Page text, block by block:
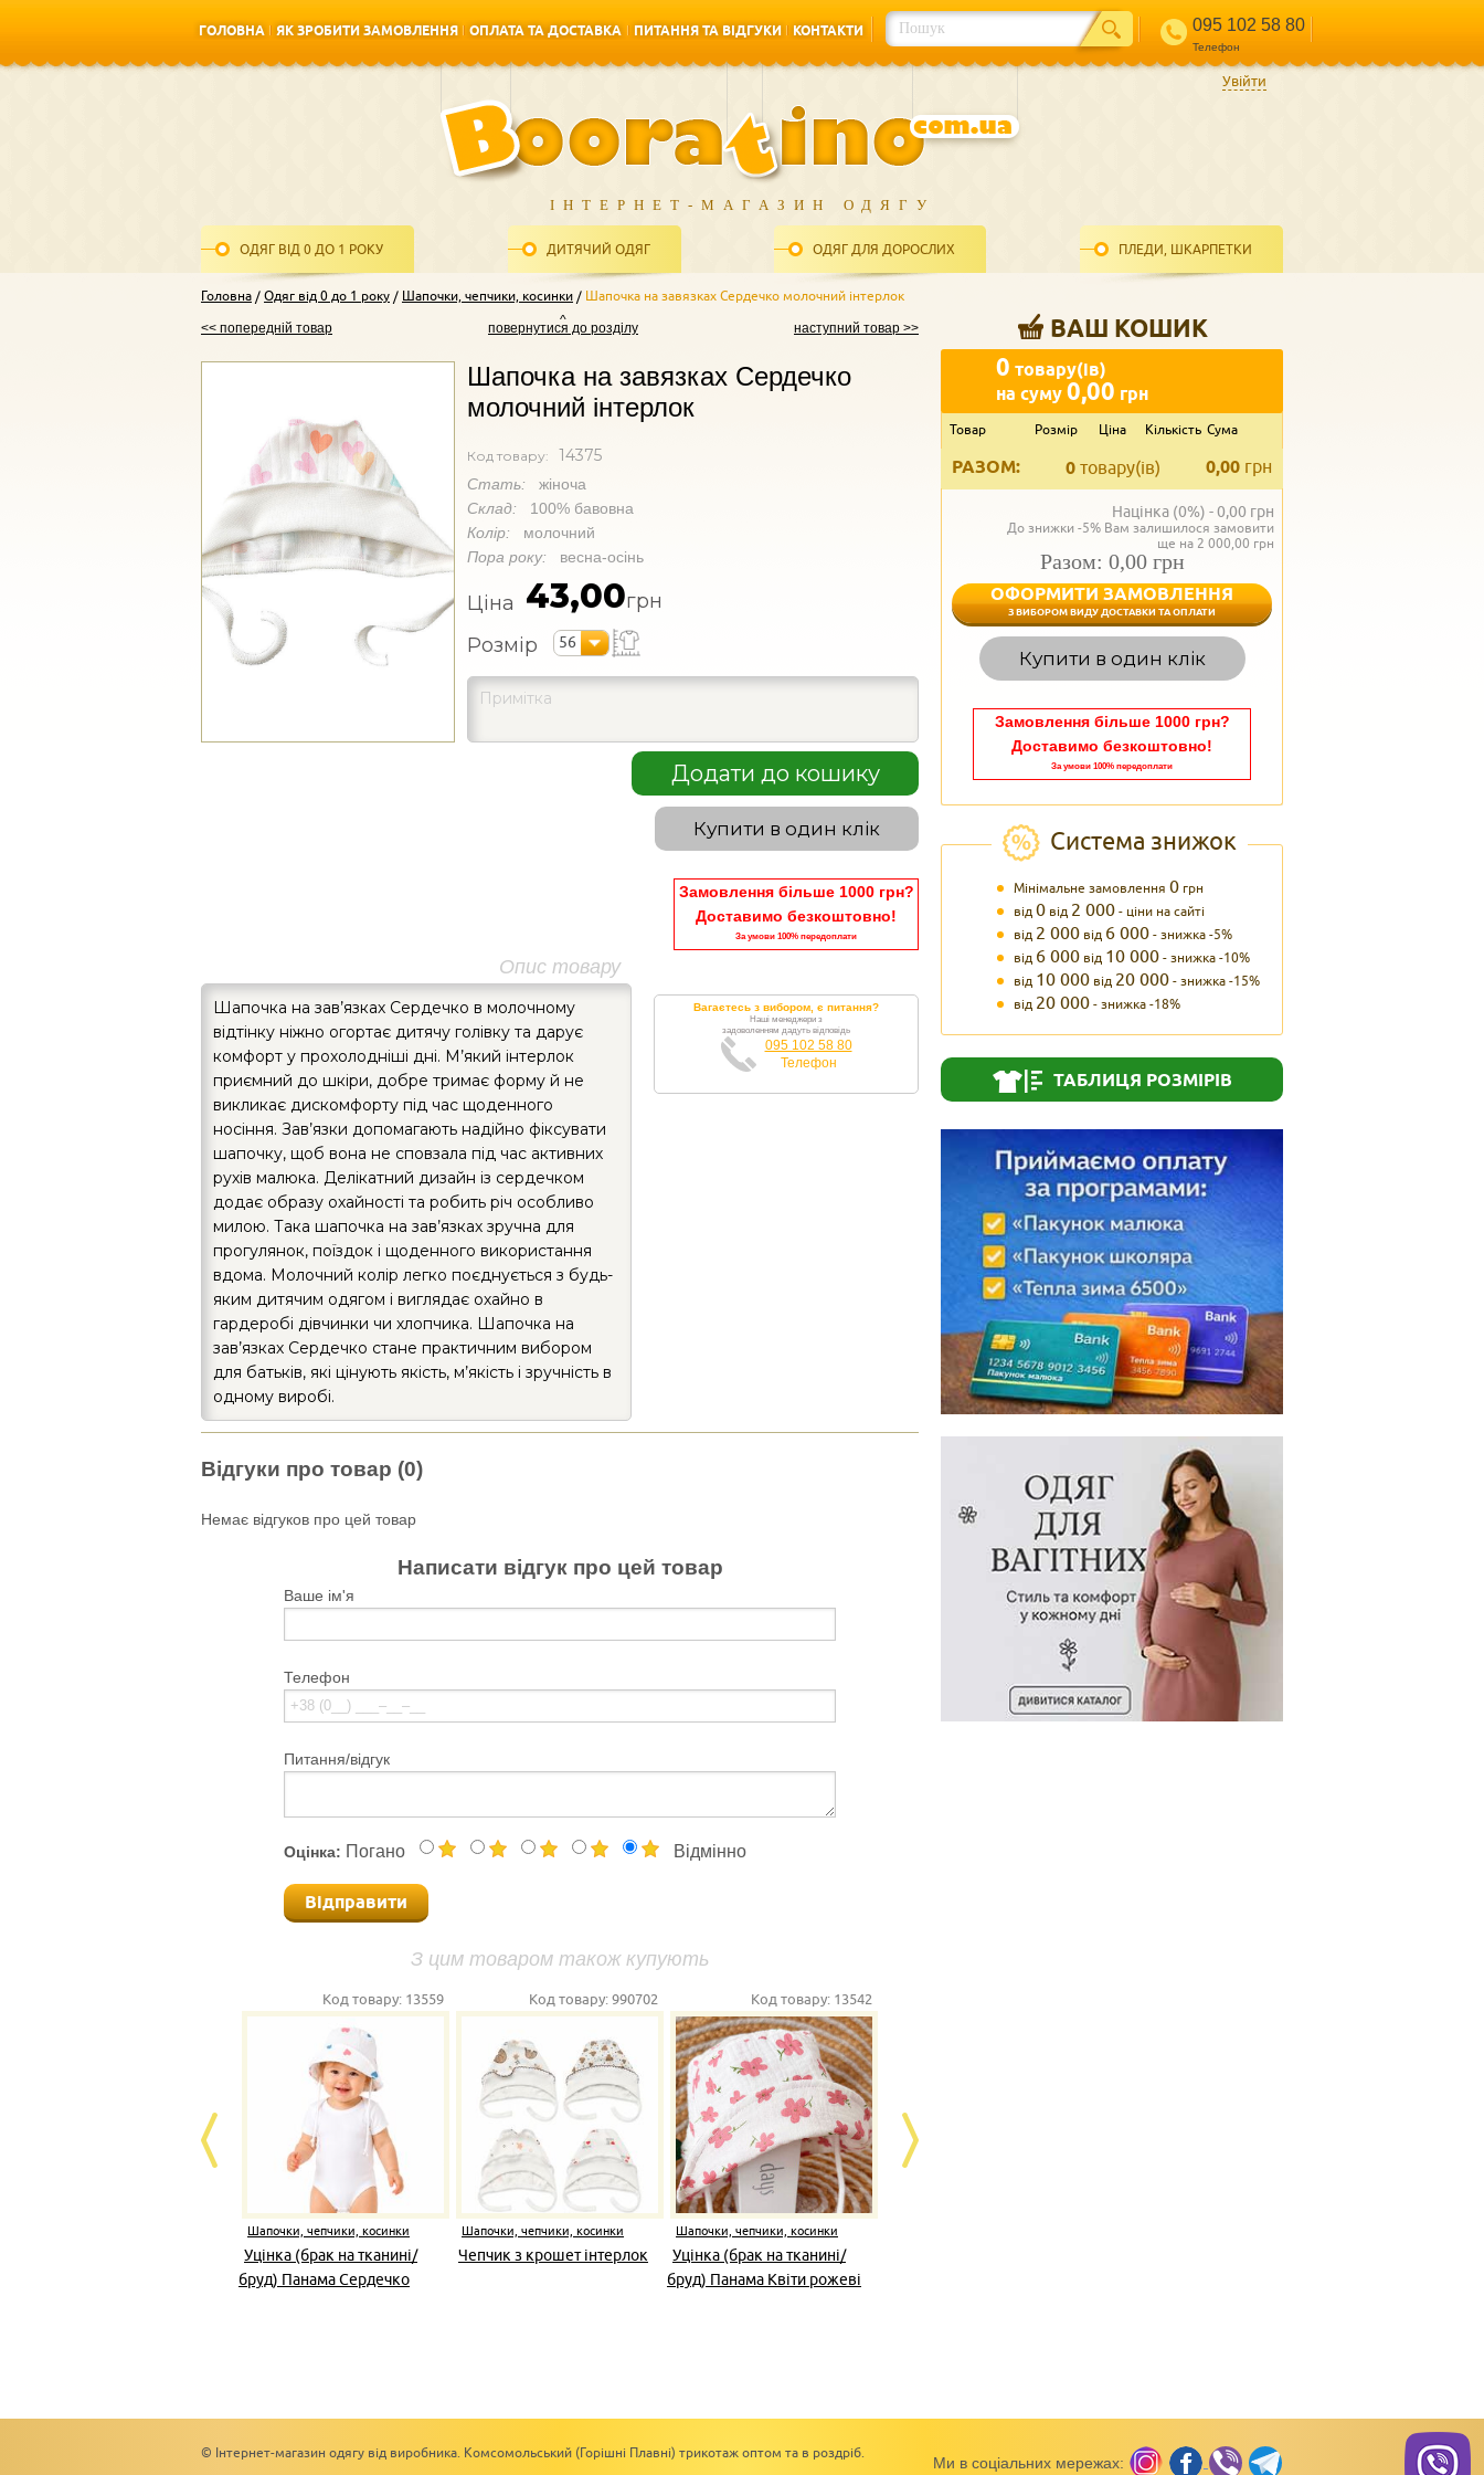
ГОЛОВНА
ЯК ЗРОБИТИ ЗАМОВЛЕННЯ
ОПЛАТА ТА ДОСТАВКА
ПИТАННЯ ТА ВІДГУКИ
КОНТАКТИ
095 102 58 80
Телефон
ІНТЕРНЕТ-МАГАЗИН ОДЯГУ
ОДЯГ ВІД 0 ДО 1 РОКУ ДИТЯЧИЙ ОДЯГ ОДЯГ ДЛЯ ДОРОСЛИХ ПЛЕДИ, ШКАРПЕТКИ
Увійти
Головна Одяг від 0 до 1 року Шапочки, чепчики, косинки Шапочка на завязках Сердечко молочний інтерлок
ВАШ КОШИК
0 товару(ів)
на суму0,00 грн
Товар Розмір Ціна Кількість Сума
РАЗОМ: 0,00 грн
0 товару(ів)
Націнка (0%) -0,00 грн
До знижки -5% Вам залишилося замовити
ще на 2 000,00 грн
Разом: 0,00 грн
ОФОРМИТИ ЗАМОВЛЕННЯ
З ВИБОРОМ ВИДУ ДОСТАВКИ ТА ОПЛАТИ
Купити в один клік
Замовлення більше 1000 грн?
Доставимо безкоштовно!
За умови 100% передоплати
Система знижок
Мінімальне замовлення 0 грн
від0 від 2 000- ціни на сайті
від 2 000 від 6 000- знижка -5%
від 6 000 від 10 000- знижка -10%
від 10 000 від 20 000- знижка -15%
від 20 000- знижка -18%
ТАБЛИЦЯ РОЗМІРІВ
<< попередній товар наступний товар >>
повернутися до розділу
Шапочка на завязках Сердечко
молочний інтерлок
Код товару: 14375
Стать: жіноча
Склад: 100% бавовна
Колір: молочний
Пора року: весна-осінь
Ціна 43,00грн
Розмір
56
Додати до кошику
Купити в один клік
Замовлення більше 1000 грн?
Доставимо безкоштовно!
За умови 100% передоплати
Опис товару
Шапочка на зав’язках Сердечко в молочному
відтінку ніжно огортає дитячу голівку та дарує
комфорт у прохолодніші дні. М’який інтерлок
приємний до шкіри, добре тримає форму й не
викликає дискомфорту під час щоденного
носіння. Зав’язки допомагають надійно фіксувати
шапочку, щоб вона не сповзала під час активних
рухів малюка. Делікатний дизайн із сердечком
додає образу охайності та робить річ особливо
милою. Така шапочка на зав’язках зручна для
прогулянок, поїздок і щоденного використання
вдома. Молочний колір легко поєднується з будь-
яким дитячим одягом і виглядає охайно в
гардеробі дівчинки чи хлопчика. Шапочка на
зав’язках Сердечко стане практичним вибором
для батьків, які цінують якість, м’якість і зручність в
одному виробі.
Вагаєтесь з вибором, є питання?
Наші менеджери з
задоволенням дадуть відповідь
095 102 58 80
Телефон
Відгуки про товар (0)
Немає відгуков про цей товар
Написати відгук про цей товар
Ваше ім'я
Телефон
Питання/відгук
Оцінка: Погано Відмінно
Відправити
З цим товаром також купують
Код товару: 13559
Шапочки, чепчики, косинки
Уцінка (брак на тканині/
бруд) Панама Сердечко
Код товару:990702
Шапочки, чепчики, косинки
Чепчик з крошет інтерлок
Код товару: 13542
Шапочки, чепчики, косинки
Уцінка (брак на тканині/
бруд) Панама Квіти рожеві
Ми в соціальних мережах:
© Інтернет-магазин одягу від виробника. Комсомольський (Горішні Плавні) трикотаж оптом та в роздріб.